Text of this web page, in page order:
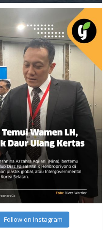
Follow on Instagram